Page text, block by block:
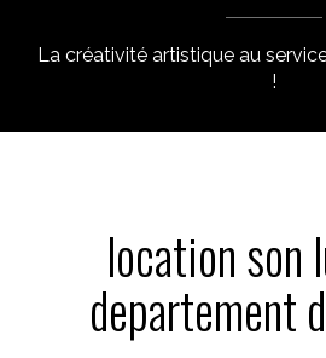
La créativité artistique au
!
location son
departement